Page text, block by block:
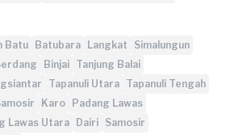
Batu Batubara Langkat
Simalungun
Binjai Tanjung Balai
Tapanuli Utara Tapanuli Tengah
Karo
Padang Lawas
Lawas Utara Dairi Samosir